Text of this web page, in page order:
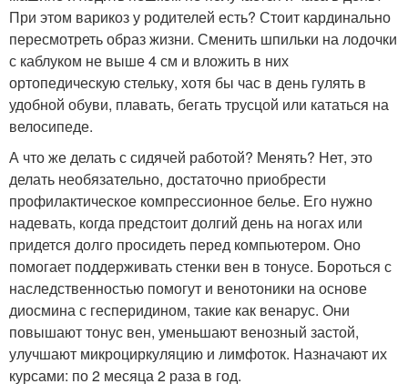
При этом варикоз у родителей есть? Стоит кардинально
пересмотреть образ жизни. Сменить шпильки на лодочки
с каблуком не выше 4 см и вложить в них
ортопедическую стельку, хотя бы час в день гулять в
удобной обуви, плавать, бегать трусцой или кататься на
велосипеде.
А что же делать с сидячей работой? Менять? Нет, это
делать необязательно, достаточно приобрести
профилактическое компрессионное белье. Его нужно
надевать, когда предстоит долгий день на ногах или
придется долго просидеть перед компьютером. Оно
помогает поддерживать стенки вен в тонусе. Бороться с
наследственностью помогут и венотоники на основе
диосмина с гесперидином, такие как венарус. Они
повышают тонус вен, уменьшают венозный застой,
улучшают микроциркуляцию и лимфоток. Назначают их
курсами: по 2 месяца 2 раза в год.